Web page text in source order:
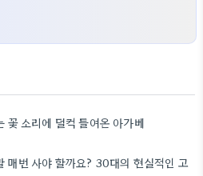
꽃 소리에 덜컥 들여온 아가베
매번 사야 할까요? 30대의 현실적인 고